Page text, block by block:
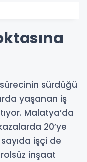
sürdüğü
yaşanan iş
Malatya’da
20’ye
işçi de
inşaat